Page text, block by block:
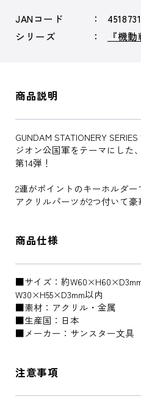
JANコード
シリーズ
『機
商品説明
GUNDAM STATIONERY SERIES
ジオン公国軍をテーマにした
第14弾！
2連がポイントのキーホルダー
アクリルパーツが2つ付いて豪
商品仕様
■サイズ：約
W30×H55×D3mm以内
■素材：アクリル・金属
■生産国：日本
■メーカー：サンスター文具
注意事項